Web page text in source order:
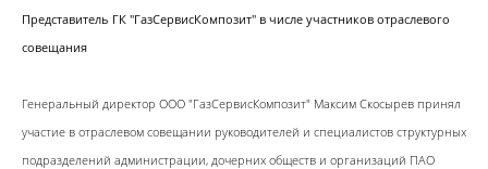
Представитель ГК "ГазСервисКомпозит" в числе участников отраслевого
совещания
Генеральный директор ООО "ГазСервисКомпозит" Максим Скосырев принял
участие в отраслевом совещании руководителей и специалистов структурных
подразделений администрации, дочерних обществ и организаций ПАО